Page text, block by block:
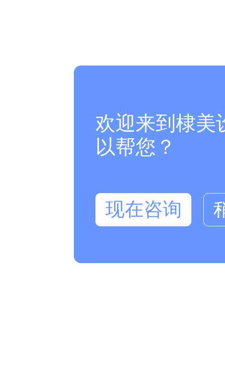
欢迎来到棣美
以帮您？
现在咨询